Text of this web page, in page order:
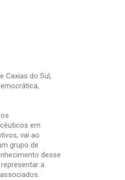
Caxias do Sul,
em
vai ao
grupo de
desse
a